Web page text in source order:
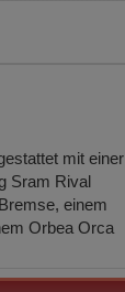
mit einer
Sram Rival
einem
Orbea Orca